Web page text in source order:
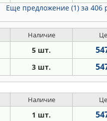
Еще предложение (1) за 406
Наличие
5 шт.
3 шт.
Наличие
1 шт.